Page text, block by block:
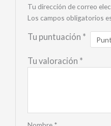
Tu dirección de correo
Los campos obligatorios
Tu puntuación *
Tu valoración *